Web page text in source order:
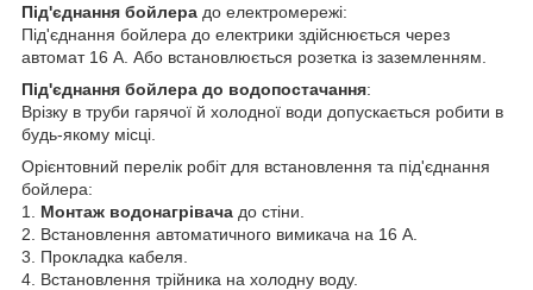
Під'єднання бойлера до електромережі:
Під'єднання бойлера до електрики здійснюється через
автомат 16 А. Або встановлюється розетка із заземленням.
Під'єднання бойлера до водопостачання:
Врізку в труби гарячої й холодної води допускається робити в
будь-якому місці.
Орієнтовний перелік робіт для встановлення та під'єднання
бойлера:
1. Монтаж водонагрівача до стіни.
2. Встановлення автоматичного вимикача на 16 А.
3. Прокладка кабеля.
4. Встановлення трійника на холодну воду.